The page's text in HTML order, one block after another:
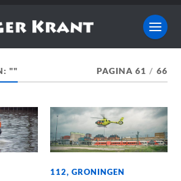
"" PAGINA 61 / 66
112,GRONINGEN